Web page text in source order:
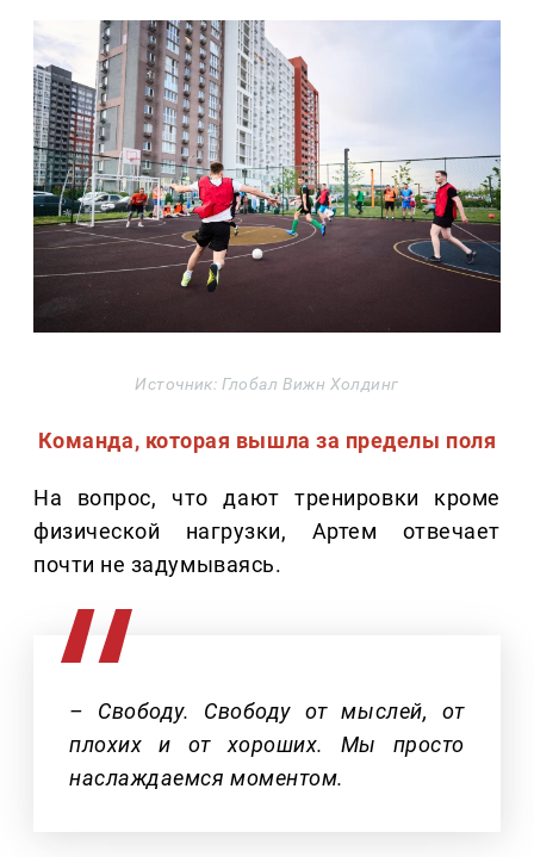
Источник: Глобал Вижн Холдинг
Команда, которая вышла за пределы поля
На вопрос, что дают тренировки кроме
физической нагрузки, Артем отвечает
почти не задумываясь.
– Свободу. Свободу от мыслей, от
плохих и от хороших. Мы просто
наслаждаемся моментом.